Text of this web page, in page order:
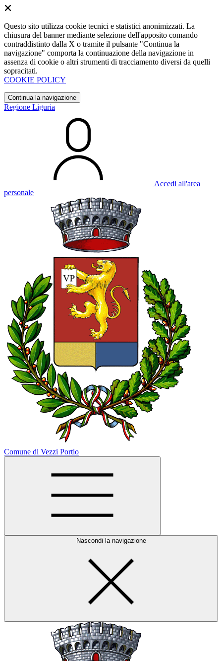
Questo sito utilizza cookie tecnici e statistici anonimizzati. La
chiusura del banner mediante selezione dell'apposito comando
contraddistinto dalla X o tramite il pulsante "Continua la
navigazione" comporta la continuazione della navigazione in
assenza di cookie o altri strumenti di tracciamento diversi da quelli
sopracitati.
COOKIE POLICY
Continua la navigazione
Regione Liguria
Accedi all'area
personale
Comune di Vezzi Portio
Nascondi la navigazione